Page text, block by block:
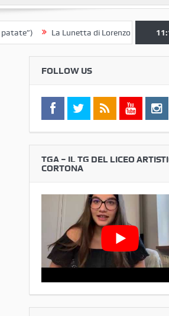
La Lunetta di Lorenzo Berrettini lascia
FOLLOW US
TGA – IL TG DEL LICEO
CORTONA